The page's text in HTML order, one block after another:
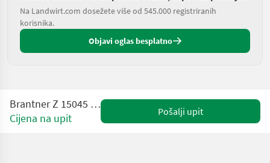
Na Landwirt.com dosežete više od 545.000 registriranih
korisnika.
Objavi oglas besplatno
Brantner Z 15045 XXL Profi Paket
Cijena na upit
Pošalji upit